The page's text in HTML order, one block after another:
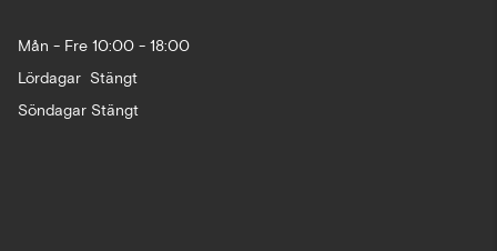
Mån - Fre 10:00 - 18:00
Lördagar Stängt
Söndagar Stängt